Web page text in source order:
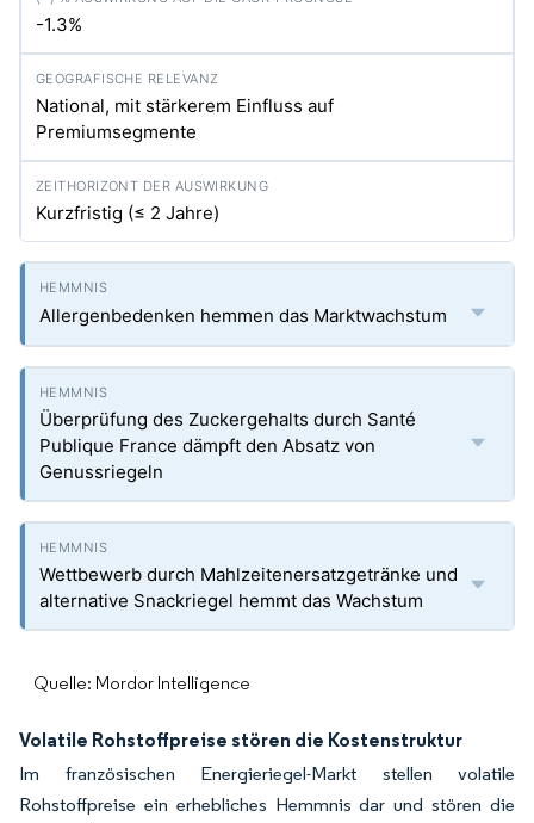
-1.3%
National, mit stärkerem Einfluss auf
Premiumsegmente
Kurzfristig (≤ 2 Jahre)
Allergenbedenken hemmen das Marktwachstum
Überprüfung des Zuckergehalts durch Santé
Publique France dämpft den Absatz von
Genussriegeln
Wettbewerb durch Mahlzeitenersatzgetränke und
alternative Snackriegel hemmt das Wachstum
Quelle: Mordor Intelligence
Volatile Rohstoffpreise stören die Kostenstruktur
Im französischen Energieriegel-Markt stellen volatile
Rohstoffpreise ein erhebliches Hemmnis dar und stören die